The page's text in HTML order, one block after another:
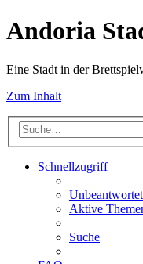
Andoria
Eine Stadt in der
Zum Inhalt
Schnellzugriff
Aktive
Suche